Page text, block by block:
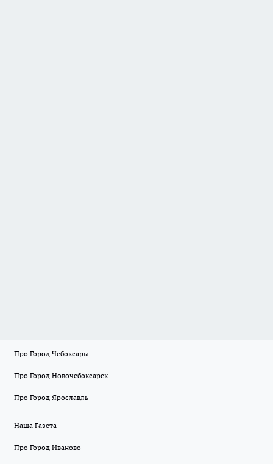
Про Город Чебоксары
Про Город Новочебоксарск
Про Город Ярославль
Наша Газета
Про Город Иваново